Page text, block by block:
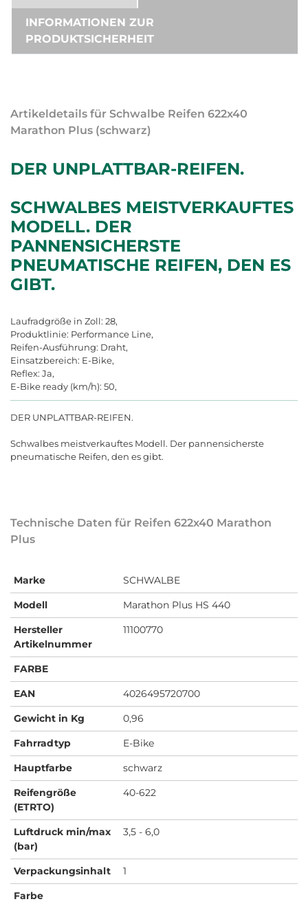
INFORMATIONEN ZUR
PRODUKTSICHERHEIT
Artikeldetails für Schwalbe Reifen 622x40
Marathon Plus (schwarz)
DER UNPLATTBAR-REIFEN.
SCHWALBES MEISTVERKAUFTES
MODELL. DER
PANNENSICHERSTE
PNEUMATISCHE REIFEN, DEN ES
GIBT.
Laufradgröße in Zoll: 28,
Produktlinie: Performance Line,
Reifen-Ausführung: Draht,
Einsatzbereich: E-Bike,
Reflex: Ja,
E-Bike ready (km/h): 50,
DER UNPLATTBAR-REIFEN.
Schwalbes meistverkauftes Modell. Der pannensicherste
pneumatische Reifen, den es gibt.
Technische Daten für Reifen 622x40 Marathon
Plus
Marke
SCHWALBE
Modell
Marathon Plus HS 440
Hersteller
Artikelnummer
11100770
FARBE
EAN
4026495720700
Gewicht in Kg
0,96
Fahrradtyp
E-Bike
Hauptfarbe
schwarz
Reifengröße
(ETRTO)
40-622
Luftdruck min/max
(bar)
3,5 - 6,0
Verpackungsinhalt
1
Farbe